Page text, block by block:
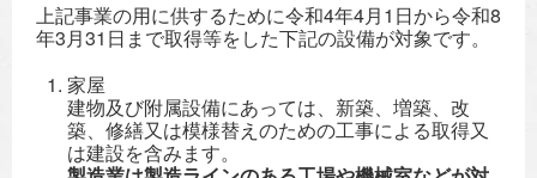
上記事業の用に供するために令和4年4月1日から令和8
年3月31日まで取得等をした下記の設備が対象です。
家屋
建物及び附属設備にあっては、新築、増築、改
築、修繕又は模様替えのための工事による取得又
は建設を含みます。